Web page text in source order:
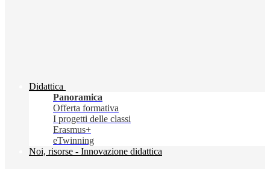
Didattica
Panoramica
Offerta formativa
I progetti delle classi
Erasmus+
eTwinning
Noi, risorse - Innovazione didattica